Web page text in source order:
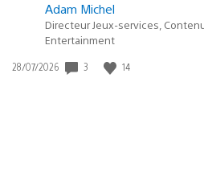
Adam Michel
Directeur Jeux-services,
Entertainment
Date
28/07/2026 3 14